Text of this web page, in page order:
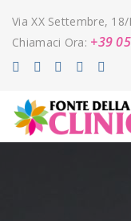
Via XX Settembre,
Chiamaci Ora: +39